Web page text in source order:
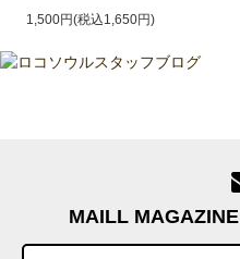
1,500円(税込1,650円)
MAILL MAGAZINE